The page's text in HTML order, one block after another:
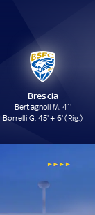
Brescia
Bertagnoli M. 41'
Borrelli G. 45' + 6' (Rig.)